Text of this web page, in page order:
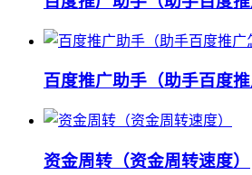
百度推广助手（助手百度推
资金周转（资金周转速度）